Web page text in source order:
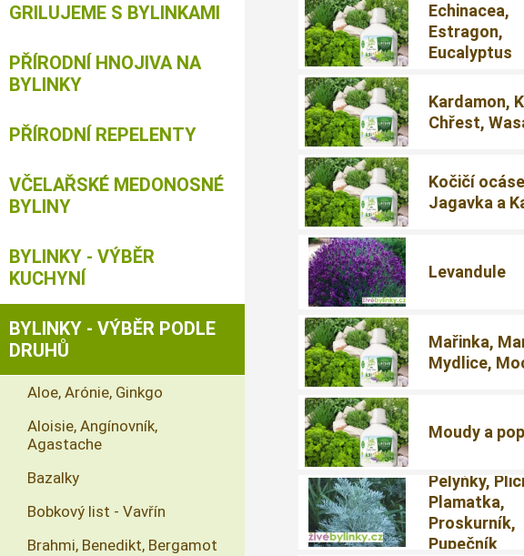
Echinacea,
Estragon,
Eucalyptus
Kardamon,
Chřest,
Kočičí
Jagavka a
Levandule
Mařinka,
Mydlice,
Moudy a
Pelyňky,
Plamatka,
Proskurník,
Pupečník
GRILUJEME S BYLINKAMI
PŘÍRODNÍ HNOJIVA NA
BYLINKY
PŘÍRODNÍ REPELENTY
VČELAŘSKÉ MEDONOSNÉ
BYLINY
BYLINKY - VÝBĚR
KUCHYNÍ
BYLINKY - VÝBĚR PODLE
DRUHŮ
Aloe, Arónie, Ginkgo
Aloisie, Angínovník,
Agastache
Bazalky
Bobkový list - Vavřín
Brahmi, Benedikt, Bergamot